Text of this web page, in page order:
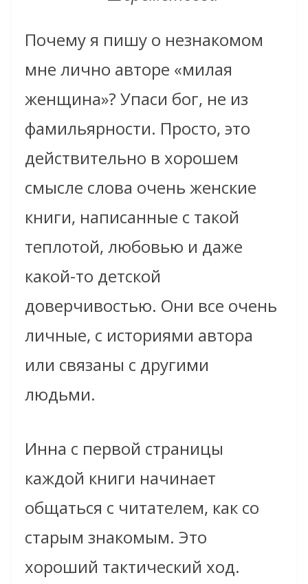
Почему я пишу о незнакомом
мне лично авторе «милая
женщина»? Упаси бог, не из
фамильярности. Просто, это
действительно в хорошем
смысле слова очень женские
книги, написанные с такой
теплотой, любовью и даже
какой-то детской
доверчивостью. Они все очень
личные, с историями автора
или связаны с другими
людьми.
Инна с первой страницы
каждой книги начинает
общаться с читателем, как со
старым знакомым. Это
хороший тактический ход.